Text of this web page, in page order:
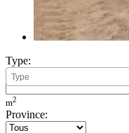
Type:
Minimum Build Area:
m2
Province: